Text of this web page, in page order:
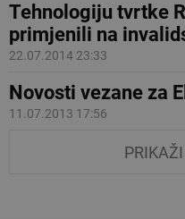
Tehnologiju tvrtke
primjenili na
22.07.2014 23:33
Novosti vezane za
11.07.2013 17:56